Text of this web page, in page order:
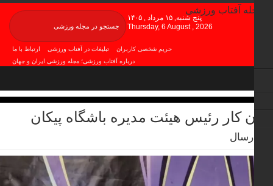
ارتباط با ما تبلیغات در آفتاب ورزشی
حریم شخصی کاربران
درباره آفتاب ورزشی؛ مجله ورزشی ایران و جهان
پنج شنبه, ۱۵ مرداد , ۱۴۰۵
Thursday, 6 August , 2026
کار رئیس هیئت مدیره باشگاه پیکان